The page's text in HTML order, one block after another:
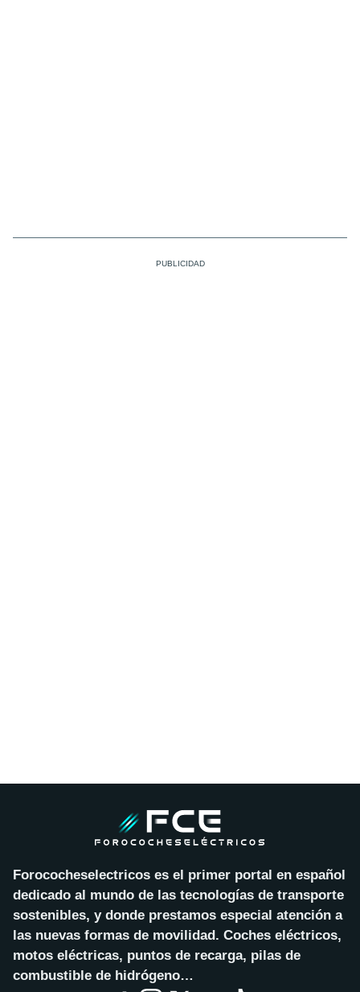
Forococheselectricos es el primer portal en español
dedicado al mundo de las tecnologías de transporte
sostenibles, y donde prestamos especial atención a
las nuevas formas de movilidad. Coches eléctricos,
motos eléctricas, puntos de recarga, pilas de
combustible de hidrógeno…